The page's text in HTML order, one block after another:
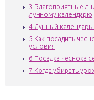
3 Благоприятные
лунному календарю
4 Лунный календарь
5 Как посадить
условия
6 Посадка чеснока
7 Когда убирать